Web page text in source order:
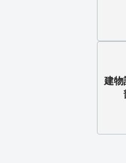
建物